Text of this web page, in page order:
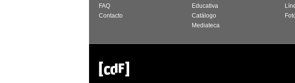
FAQ
Contacto
Educativa
Catálogo
Mediateca